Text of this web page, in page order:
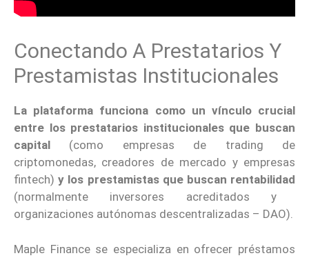
Conectando A Prestatarios Y
Prestamistas Institucionales
La plataforma funciona como un vínculo crucial
entre los prestatarios institucionales que buscan
capital (como empresas de trading de
criptomonedas, creadores de mercado y empresas
fintech)y los prestamistas que buscan rentabilidad
(normalmente inversores acreditados y
organizaciones autónomas descentralizadas – DAO).
Maple Finance se especializa en ofrecer préstamos